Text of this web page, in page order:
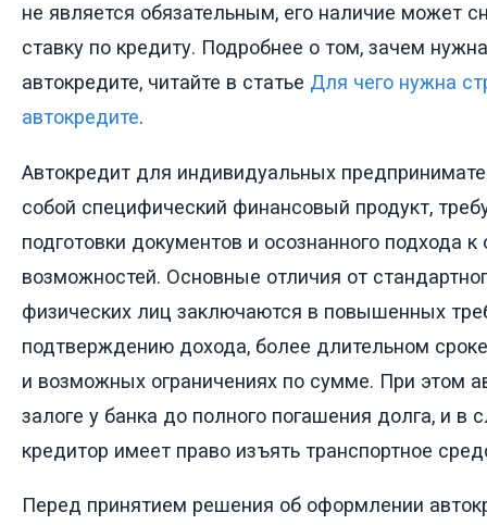
не является обязательным, его наличие может
ставку по кредиту. Подробнее о том, зачем
автокредите, читайте в статье Для чего нужна
автокредите.
Автокредит для индивидуальных
собой специфический финансовый продукт,
подготовки документов и осознанного подхода
возможностей. Основные отличия от
физических лиц заключаются в повышенных
подтверждению дохода, более длительном
и возможных ограничениях по сумме. При этом
залоге у банка до полного погашения долга, и в
кредитор имеет право изъять транспортное
Перед принятием решения об оформлении